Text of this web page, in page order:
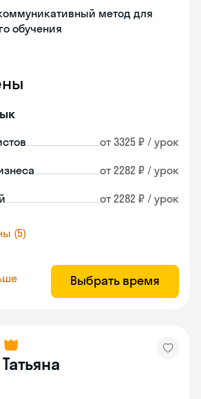
метод для
обучения
от 3325 ₽ / урок
от 2282 ₽ / урок
от 2282 ₽ / урок
(5)
Выбрать время
Татьяна